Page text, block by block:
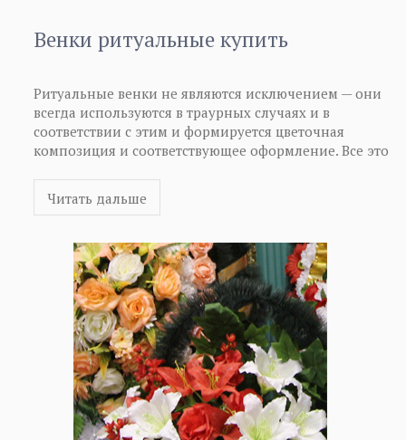
Венки ритуальные купить
Ритуальные венки не являются исключением — они
всегда используются в траурных случаях и в
соответствии с этим и формируется цветочная
композиция и соответствующее оформление. Все это
ритуальные купить сегодня достаточно просто, их
ритуальных магазинах, а также если интересует
покупка в оптовом варианте, для дальнейшего
розничного распространения, то вы сможете узнать
об этом более подробную информацию у
соответствующих организаций и непосредственно у
изготовителей ритуальных венков.
Читать дальше